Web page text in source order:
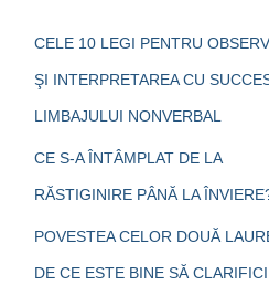
CELE 10 LEGI PENTRU
ŞI INTERPRETAREA CU
LIMBAJULUI NONVERBAL
CE S-A ÎNTÂMPLAT DE LA
RĂSTIGINIRE PÂNĂ LA
POVESTEA CELOR DOUĂ
DE CE ESTE BINE SĂ